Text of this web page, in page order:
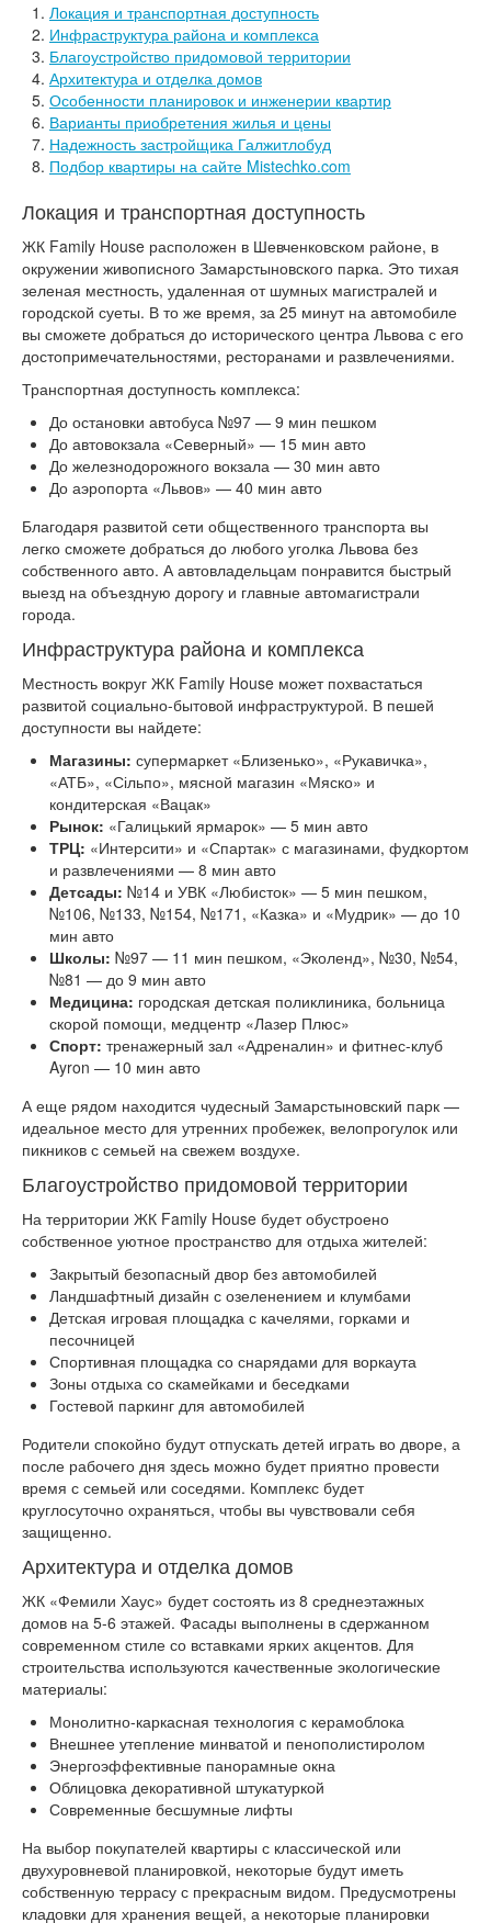
Локация и транспортная доступность
Инфраструктура района и комплекса
Благоустройство придомовой территории
Архитектура и отделка домов
Особенности планировок и инженерии квартир
Варианты приобретения жилья и цены
Надежность застройщика Галжитлобуд
Подбор квартиры на сайте Mistechko.com
Локация и транспортная доступность
ЖК Family House расположен в Шевченковском районе, в
окружении живописного Замарстыновского парка. Это тихая
зеленая местность, удаленная от шумных магистралей и
городской суеты. В то же время, за 25 минут на автомобиле
вы сможете добраться до исторического центра Львова с его
достопримечательностями, ресторанами и развлечениями.
Транспортная доступность комплекса:
До остановки автобуса №97 — 9 мин пешком
До автовокзала «Северный» — 15 мин авто
До железнодорожного вокзала — 30 мин авто
До аэропорта «Львов» — 40 мин авто
Благодаря развитой сети общественного транспорта вы
легко сможете добраться до любого уголка Львова без
собственного авто. А автовладельцам понравится быстрый
выезд на объездную дорогу и главные автомагистрали
города.
Инфраструктура района и комплекса
Местность вокруг ЖК Family House может похвастаться
развитой социально-бытовой инфраструктурой. В пешей
доступности вы найдете:
Магазины: супермаркет «Близенько», «Рукавичка»,
«АТБ», «Сільпо», мясной магазин «Мяско» и
кондитерская «Вацак»
Рынок: «Галицький ярмарок» — 5 мин авто
ТРЦ: «Интерсити» и «Спартак» с магазинами, фудкортом
и развлечениями — 8 мин авто
Детсады: №14 и УВК «Любисток» — 5 мин пешком,
№106, №133, №154, №171, «Казка» и «Мудрик» — до 10
мин авто
Школы: №97 — 11 мин пешком, «Эколенд», №30, №54,
№81 — до 9 мин авто
Медицина: городская детская поликлиника, больница
скорой помощи, медцентр «Лазер Плюс»
Спорт: тренажерный зал «Адреналин» и фитнес-клуб
Ayron — 10 мин авто
А еще рядом находится чудесный Замарстыновский парк —
идеальное место для утренних пробежек, велопрогулок или
пикников с семьей на свежем воздухе.
Благоустройство придомовой территории
На территории ЖК Family House будет обустроено
собственное уютное пространство для отдыха жителей:
Закрытый безопасный двор без автомобилей
Ландшафтный дизайн с озеленением и клумбами
Детская игровая площадка с качелями, горками и
песочницей
Спортивная площадка со снарядами для воркаута
Зоны отдыха со скамейками и беседками
Гостевой паркинг для автомобилей
Родители спокойно будут отпускать детей играть во дворе, а
после рабочего дня здесь можно будет приятно провести
время с семьей или соседями. Комплекс будет
круглосуточно охраняться, чтобы вы чувствовали себя
защищенно.
Архитектура и отделка домов
ЖК «Фемили Хаус» будет состоять из 8 среднеэтажных
домов на 5-6 этажей. Фасады выполнены в сдержанном
современном стиле со вставками ярких акцентов. Для
строительства используются качественные экологические
материалы:
Монолитно-каркасная технология с керамоблока
Внешнее утепление минватой и пенополистиролом
Энергоэффективные панорамные окна
Облицовка декоративной штукатуркой
Современные бесшумные лифты
На выбор покупателей квартиры с классической или
двухуровневой планировкой, некоторые будут иметь
собственную террасу с прекрасным видом. Предусмотрены
кладовки для хранения вещей, а некоторые планировки